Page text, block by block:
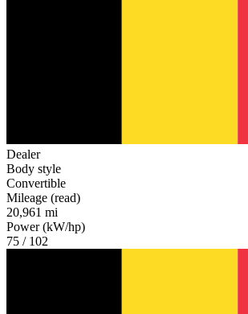
Dealer
Body style
Convertible
Mileage (read)
20,961 mi
Power (kW/hp)
75 / 102